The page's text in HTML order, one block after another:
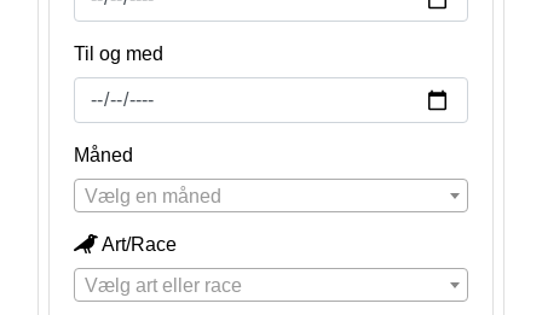
Til og med
Måned
Vælg en måned
Art/Race
Vælg art eller race